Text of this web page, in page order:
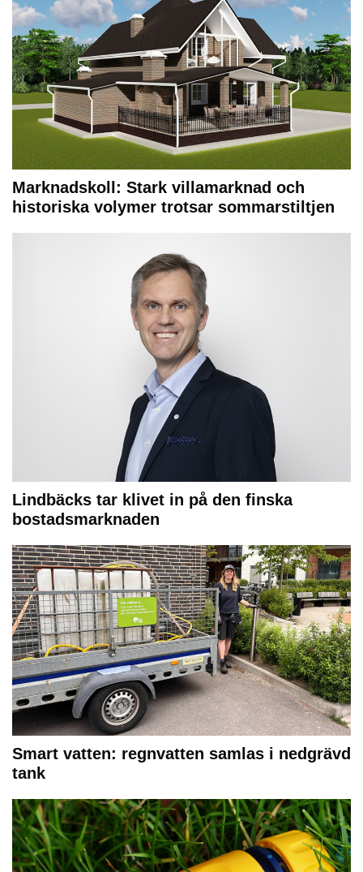
Marknadskoll: Stark villamarknad och
historiska volymer trotsar sommarstiltjen
Lindbäcks tar klivet in på den finska
bostadsmarknaden
Smart vatten: regnvatten samlas i nedgrävd
tank